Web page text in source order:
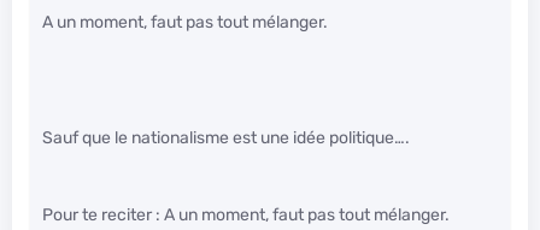
A un moment, faut pas tout mélanger.
Sauf que le nationalisme est une idée politique….
Pour te reciter : A un moment, faut pas tout mélanger.